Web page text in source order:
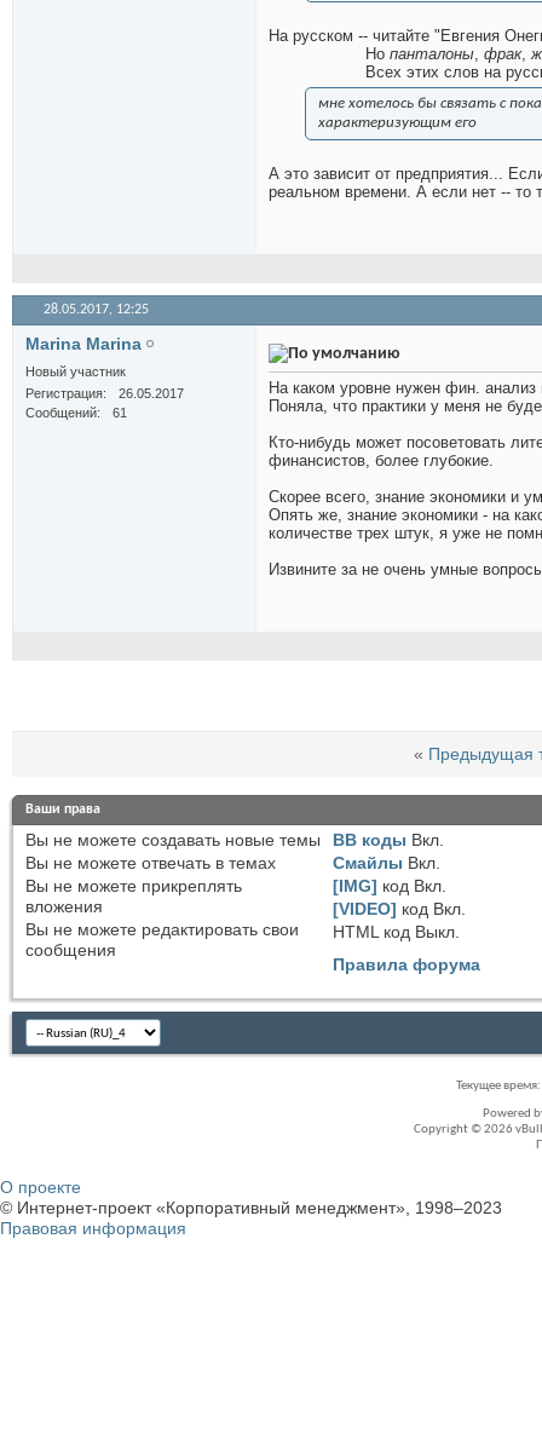
На русском -- читайте "Евгения
Но панталоны, фрак,
Всех этих слов на
мне хотелось бы связать с
характеризующим его
А это зависит от предприятия...
реальном времени. А если нет -- то
28.05.2017, 12:25
Marina Marina
Новый участник
Регистрация
26.05.2017
Сообщений
61
На каком уровне нужен фин. анализ
Поняла, что практики у меня не
Кто-нибудь может посоветовать
финансистов, более глубокие.
Скорее всего, знание экономики и
Опять же, знание экономики - на
количестве трех штук, я уже не
Извините за не очень умные
« Предыдущая
Ваши права
Вы не можете создавать новые темы
Вы не можете отвечать в темах
Вы не можете прикреплять
вложения
Вы не можете редактировать свои
сообщения
BB коды Вкл.
Смайлы Вкл.
[IMG] код Вкл.
[VIDEO] код Вкл.
HTML код Выкл.
Правила форума
Текущее время:
Powered
Copyright © 2026
О проекте
© Интернет-проект «Корпоративный менеджмент», 1998–2023
Правовая информация